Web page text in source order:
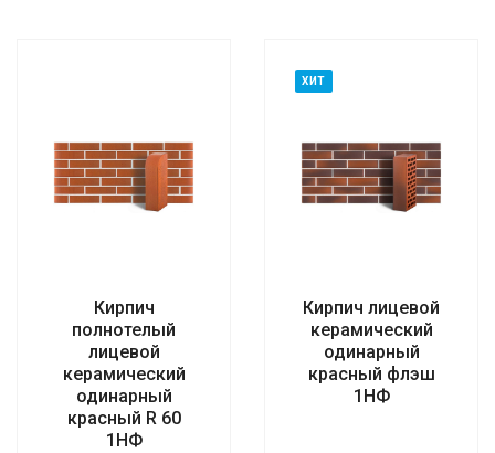
Кирпич
полнотелый
лицевой
керамический
одинарный
красный R 60
1НФ
ХИТ
Кирпич лицевой
керамический
одинарный
красный флэш
1НФ